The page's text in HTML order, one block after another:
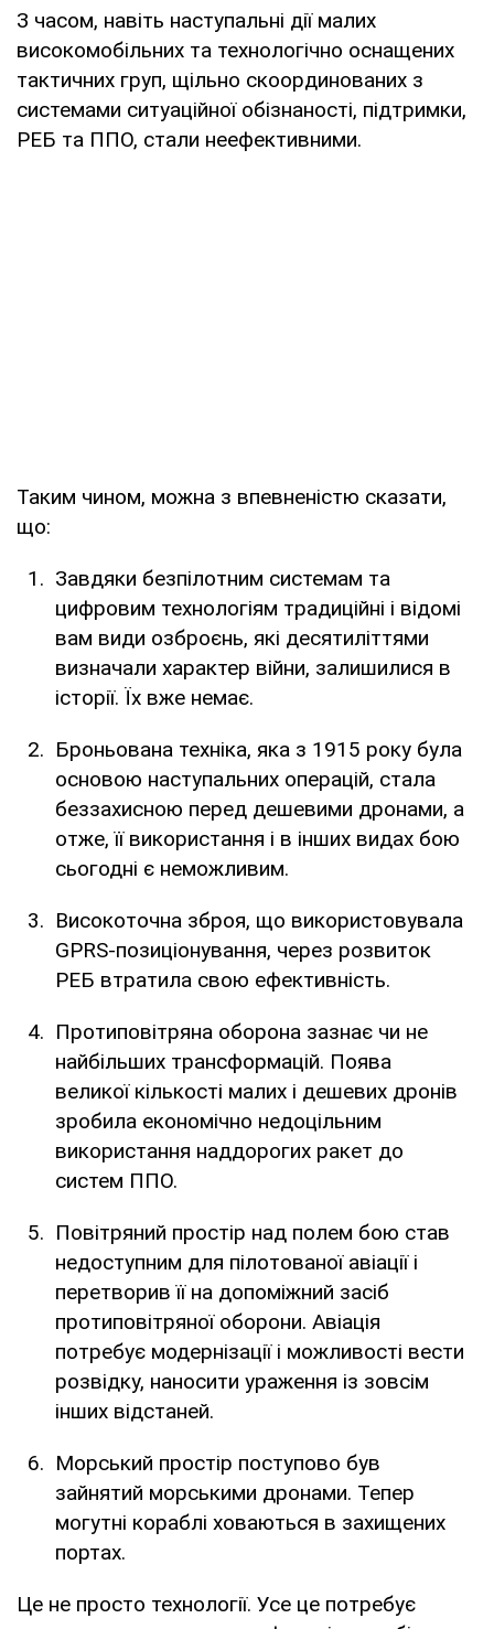
З часом, навіть наступальні дії малих
високомобільних та технологічно оснащених
тактичних груп, щільно скоординованих з
системами ситуаційної обізнаності, підтримки,
РЕБ та ППО, стали неефективними.
Таким чином, можна з впевненістю сказати,
що:
Завдяки безпілотним системам та
цифровим технологіям традиційні і відомі
вам види озброєнь, які десятиліттями
визначали характер війни, залишилися в
історії. Їх вже немає.
Броньована техніка, яка з 1915 року була
основою наступальних операцій, стала
беззахисною перед дешевими дронами, а
отже, її використання і в інших видах бою
сьогодні є неможливим.
Високоточна зброя, що використовувала
GPRS-позиціонування, через розвиток
РЕБ втратила свою ефективність.
Протиповітряна оборона зазнає чи не
найбільших трансформацій. Поява
великої кількості малих і дешевих дронів
зробила економічно недоцільним
використання наддорогих ракет до
систем ППО.
Повітряний простір над полем бою став
недоступним для пілотованої авіації і
перетворив її на допоміжний засіб
протиповітряної оборони. Авіація
потребує модернізації і можливості вести
розвідку, наносити ураження із зовсім
інших відстаней.
Морський простір поступово був
зайнятий морськими дронами. Тепер
могутні кораблі ховаються в захищених
портах.
Це не просто технології. Усе це потребує